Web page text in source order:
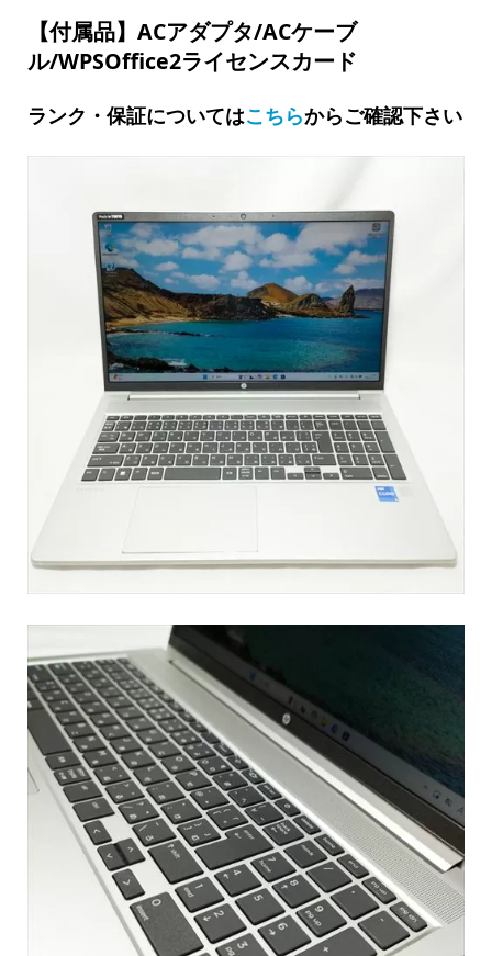
【付属品】ACアダプタ/ACケーブ
ル/WPSOffice2ライセンスカード
ランク・保証についてはこちらからご確認下さい